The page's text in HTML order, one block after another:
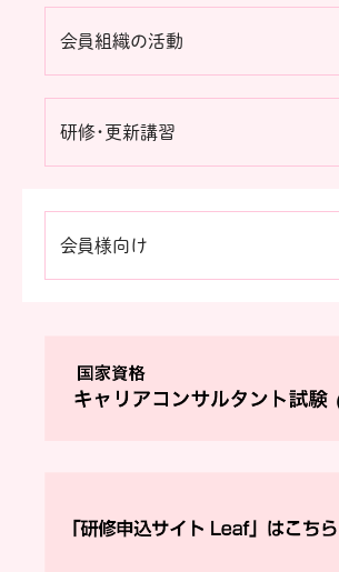
会員組織の活動
研修・更新講習
会員様向け